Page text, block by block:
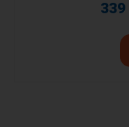
339